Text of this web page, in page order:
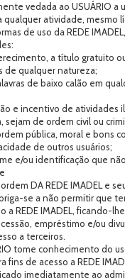
vedada ao USUÁRIO a
qualquer atividade, mesmo
de uso da REDE
a título gratuito
de qualquer natureza;
de baixo calão em
e incentivo de atividades
sejam de ordem civil ou
pública, moral e bons
de outros usuários;
e/ou identificação que
DA REDE IMADEL e
se a não permitir que
a REDE IMADEL, ficando-
empréstimo e/ou
a terceiros.
tome conhecimento do
fins de acesso a REDE
imediatamente ao